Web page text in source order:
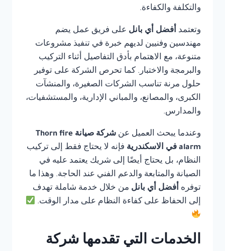
والتكلفة والكفاءة.
وتعتمد أفضل أي بانل على فريق عمل يضم
مهندسين وفنيين لديهم خبرة في تنفيذ مشروعات
متنوعة، مع الاهتمام بأدق التفاصيل أثناء التركيب
والبرمجة والاختبار. كما تحرص الشركة على توفير
حلول مرنة تناسب الشركات الصغيرة، والمنشآت
الكبرى، والمصانع، والمباني الإدارية، والمستشفيات،
والمدارس.
وعندما يبحث العميل عن
شركة صيانة Thorn fire
alarm في الاسكندرية
فإنه لا يحتاج فقط إلى تركيب
النظام، بل يحتاج أيضًا إلى شريك يعتمد عليه في
الصيانة والمتابعة والدعم الفني عند الحاجة. وهذا ما
توفره أفضل أي بانل من خلال خدمة شاملة تهدف
إلى الحفاظ على كفاءة النظام على مدار الوقت.
الخدمات التي تقدمها شركة